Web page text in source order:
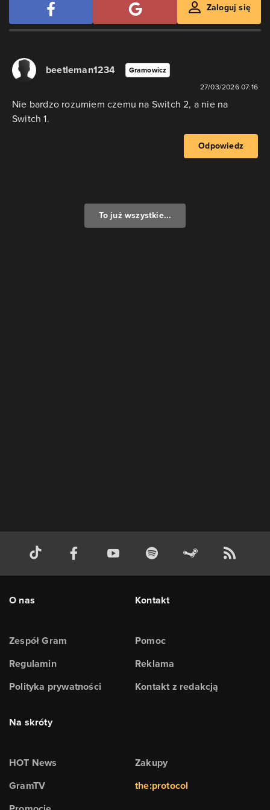
Zaloguj się
beetleman1234 Gramowicz
27/03/2026 07:16
Nie bardzo rozumiem czemu na Switch 2, a nie na
Switch 1.
Odpowiedz
To już wszystkie...
O nas
Zespół Gram
Regulamin
Polityka prywatności
Kontakt
Pomoc
Reklama
Kontakt z redakcją
Na skróty
HOT News
GramTV
Zakupy
the:protocol